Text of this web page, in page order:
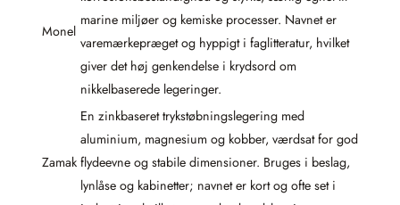
Monel
marine miljøer og kemiske processer. Navnet er
varemærkepræget og hyppigt i faglitteratur, hvilket
giver det høj genkendelse i krydsord om
nikkelbaserede legeringer.
Zamak
En zinkbaseret trykstøbningslegering med
aluminium, magnesium og kobber, værdsat for god
flydeevne og stabile dimensioner. Bruges i beslag,
lynlåse og kabinetter; navnet er kort og ofte set i